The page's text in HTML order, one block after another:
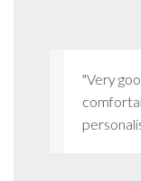
"Very